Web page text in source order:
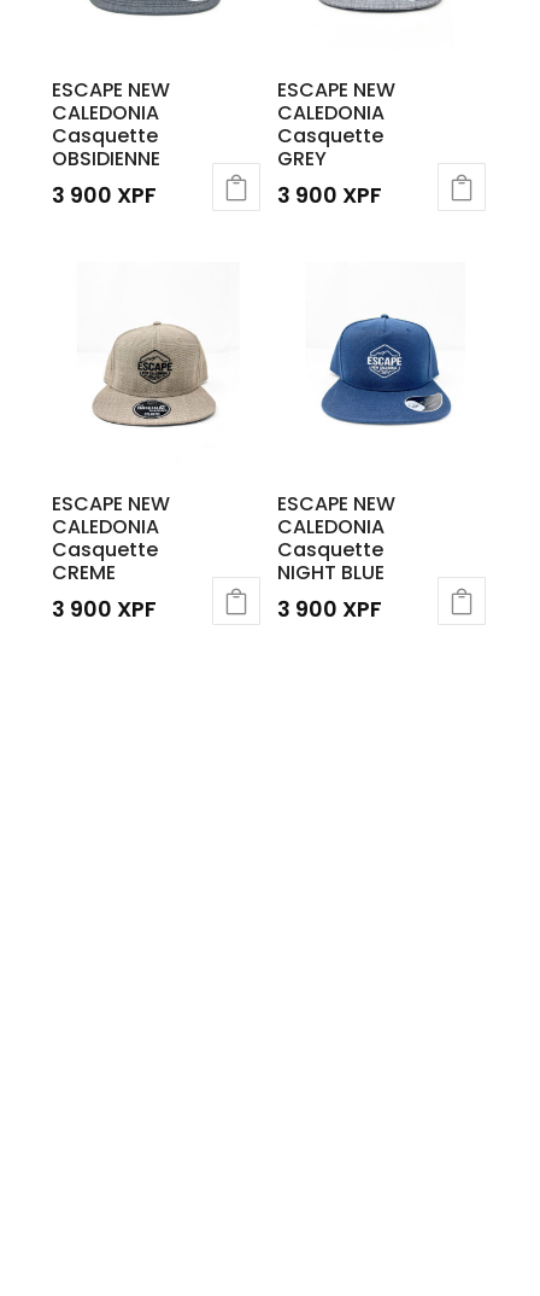
ESCAPE NEW
CALEDONIA
Casquette
OBSIDIENNE
3 900 XPF
ESCAPE NEW
CALEDONIA
Casquette
GREY
3 900 XPF
ESCAPE NEW
CALEDONIA
Casquette
CREME
3 900 XPF
ESCAPE NEW
CALEDONIA
Casquette
NIGHT BLUE
3 900 XPF